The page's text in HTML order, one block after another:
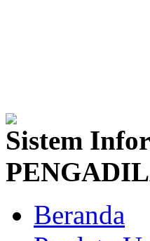
Sistem
Beranda